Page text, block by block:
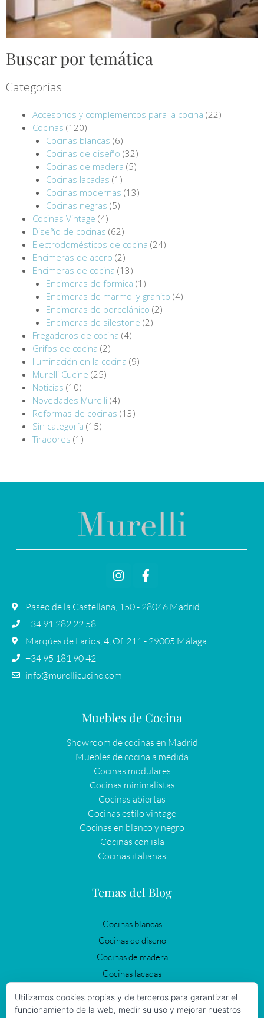
Buscar por temática
Categorías
Accesorios y complementos para la cocina (22)
Cocinas (120)
Cocinas blancas (6)
Cocinas de diseño (32)
Cocinas de madera (5)
Cocinas lacadas (1)
Cocinas modernas (13)
Cocinas negras (5)
Cocinas Vintage (4)
Diseño de cocinas (62)
Electrodomésticos de cocina (24)
Encimeras de acero (2)
Encimeras de cocina (13)
Encimeras de formica (1)
Encimeras de marmol y granito (4)
Encimeras de porcelánico (2)
Encimeras de silestone (2)
Fregaderos de cocina (4)
Grifos de cocina (2)
Iluminación en la cocina (9)
Murelli Cucine (25)
Noticias (10)
Novedades Murelli (4)
Reformas de cocinas (13)
Sin categoría (15)
Tiradores (1)
Paseo de la Castellana, 150 - 28046 Madrid
+34 91 282 22 58
Marqúes de Larios, 4, Of. 211 - 29005 Málaga
+34 95 181 90 42
info@murellicucine.com
Muebles de Cocina
Showroom de cocinas en Madrid
Muebles de cocina a medida
Cocinas modulares
Cocinas minimalistas
Cocinas abiertas
Cocinas estilo vintage
Cocinas en blanco y negro
Cocinas con isla
Cocinas italianas
Temas del Blog
Cocinas blancas
Cocinas de diseño
Cocinas de madera
Cocinas lacadas
Cocinas negras
Utilizamos cookies propias y de terceros para garantizar el
funcionamiento de la web, medir su uso y mejorar nuestros